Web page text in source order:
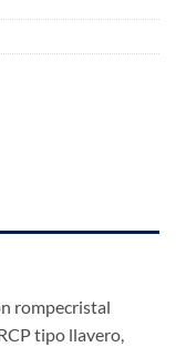
rompecristal
tipo llavero,